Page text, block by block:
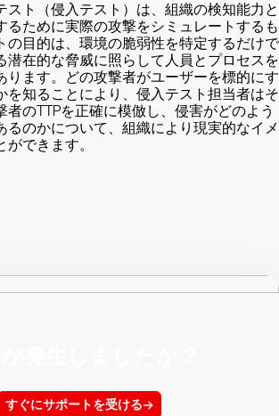
スト（侵入テスト）は、組織の検知能力と
るために実際の攻撃をシミュレートするも
の目的は、環境の脆弱性を特定するだけで
潜在的な脅威に照らして人員とプロセスを
ります。どの攻撃者がユーザーを標的にす
を知ることにより、侵入テスト担当者はそ
者のTTPを正確に模倣し、侵害がどのよう
るのかについて、組織により現実的なイメ
できます。
すぐにサポートを受ける